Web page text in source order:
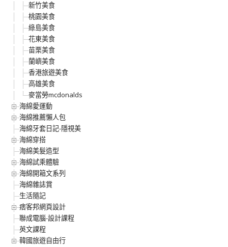
新竹美食
桃園美食
綠島美食
花東美食
苗栗美食
蘭嶼美食
香港旅遊美食
高雄美食
麥當勞mcdonalds
海綿愛運動
海綿推薦懶人包
海綿牙套日記-隱視美
海綿穿搭
海綿美髮造型
海綿試乘體驗
海綿開箱文系列
海綿雜誌賞
生活隨記
痞客邦網頁設計
聯成電腦-設計課程
英文課程
韓國旅遊自由行